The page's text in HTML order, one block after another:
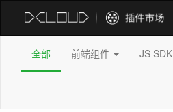
全部 前端组件 JS SDK